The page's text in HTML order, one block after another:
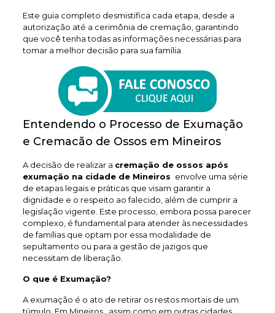
Este guia completo desmistifica cada etapa, desde a
autorização até a cerimônia de cremação, garantindo
que você tenha todas as informações necessárias para
tomar a melhor decisão para sua família.
Entendendo o Processo de Exumação
e Cremacão de Ossos em Mineiros
A decisão de realizar a cremação de ossos após
exumação na cidade de Mineiros envolve uma série
de etapas legais e práticas que visam garantir a
dignidade e o respeito ao falecido, além de cumprir a
legislação vigente. Este processo, embora possa parecer
complexo, é fundamental para atender às necessidades
de famílias que optam por essa modalidade de
sepultamento ou para a gestão de jazigos que
necessitam de liberação.
O que é Exumação?
A exumação é o ato de retirar os restos mortais de um